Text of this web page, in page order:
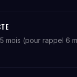
(pour rappel 6